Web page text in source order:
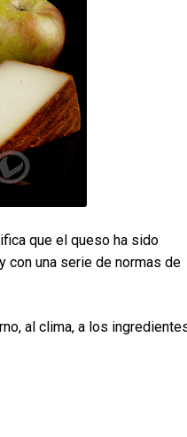
que el queso ha sido
con una serie de normas de
al clima, a los